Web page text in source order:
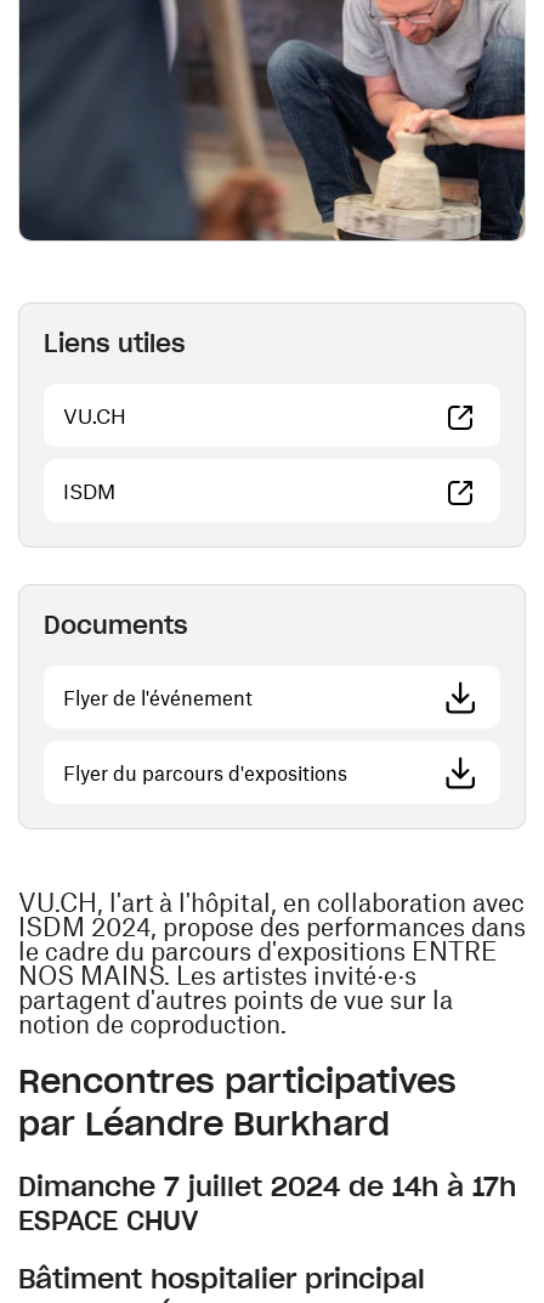
Liens utiles
VU.CH
ISDM
Documents
Flyer de l'événement(ouvre une nouvelle fenêtre)
Flyer du parcours d'expositions(ouvre une nouvelle
VU.CH, l'art à l'hôpital, en collaboration avec
ISDM 2024, propose des performances dans
le cadre du parcours d'expositions ENTRE
NOS MAINS. Les artistes invité·e·s
partagent d'autres points de vue sur la
notion de coproduction.
Rencontres participatives
par Léandre Burkhard
Dimanche 7 juillet 2024 de 14h à 17h
ESPACE CHUV
Bâtiment hospitalier principal